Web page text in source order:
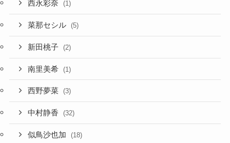
西永彩奈 (1)
菜那セシル (5)
新田桃子 (2)
南里美希 (1)
西野夢菜 (3)
中村静香 (32)
似鳥沙也加 (18)